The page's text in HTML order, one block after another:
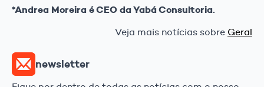
*Andrea Moreira é CEO da Yabá Consultoria.
Veja mais notícias sobre Geral
newsletter